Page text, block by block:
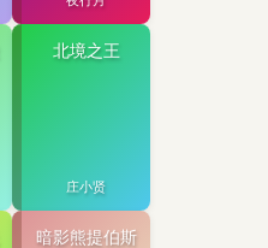
北境之王
庄小贤
暗影熊提伯斯